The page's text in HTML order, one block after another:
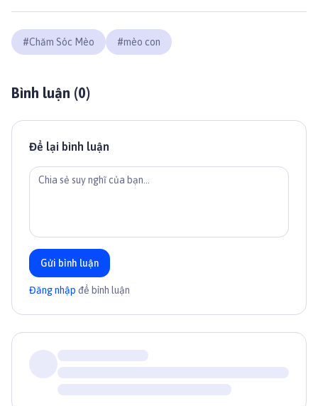
#Chăm Sóc Mèo #mèo con
Bình luận (0)
Để lại bình luận
Gửi bình luận
Đăng nhập để bình luận